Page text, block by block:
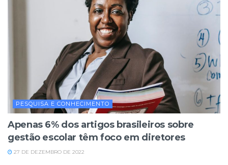
PESQUISA E CONHECIMENTO
Apenas 6% dos artigos brasileiros sobre
gestão escolar têm foco em diretores
27 DE DEZEMBRO DE 2022